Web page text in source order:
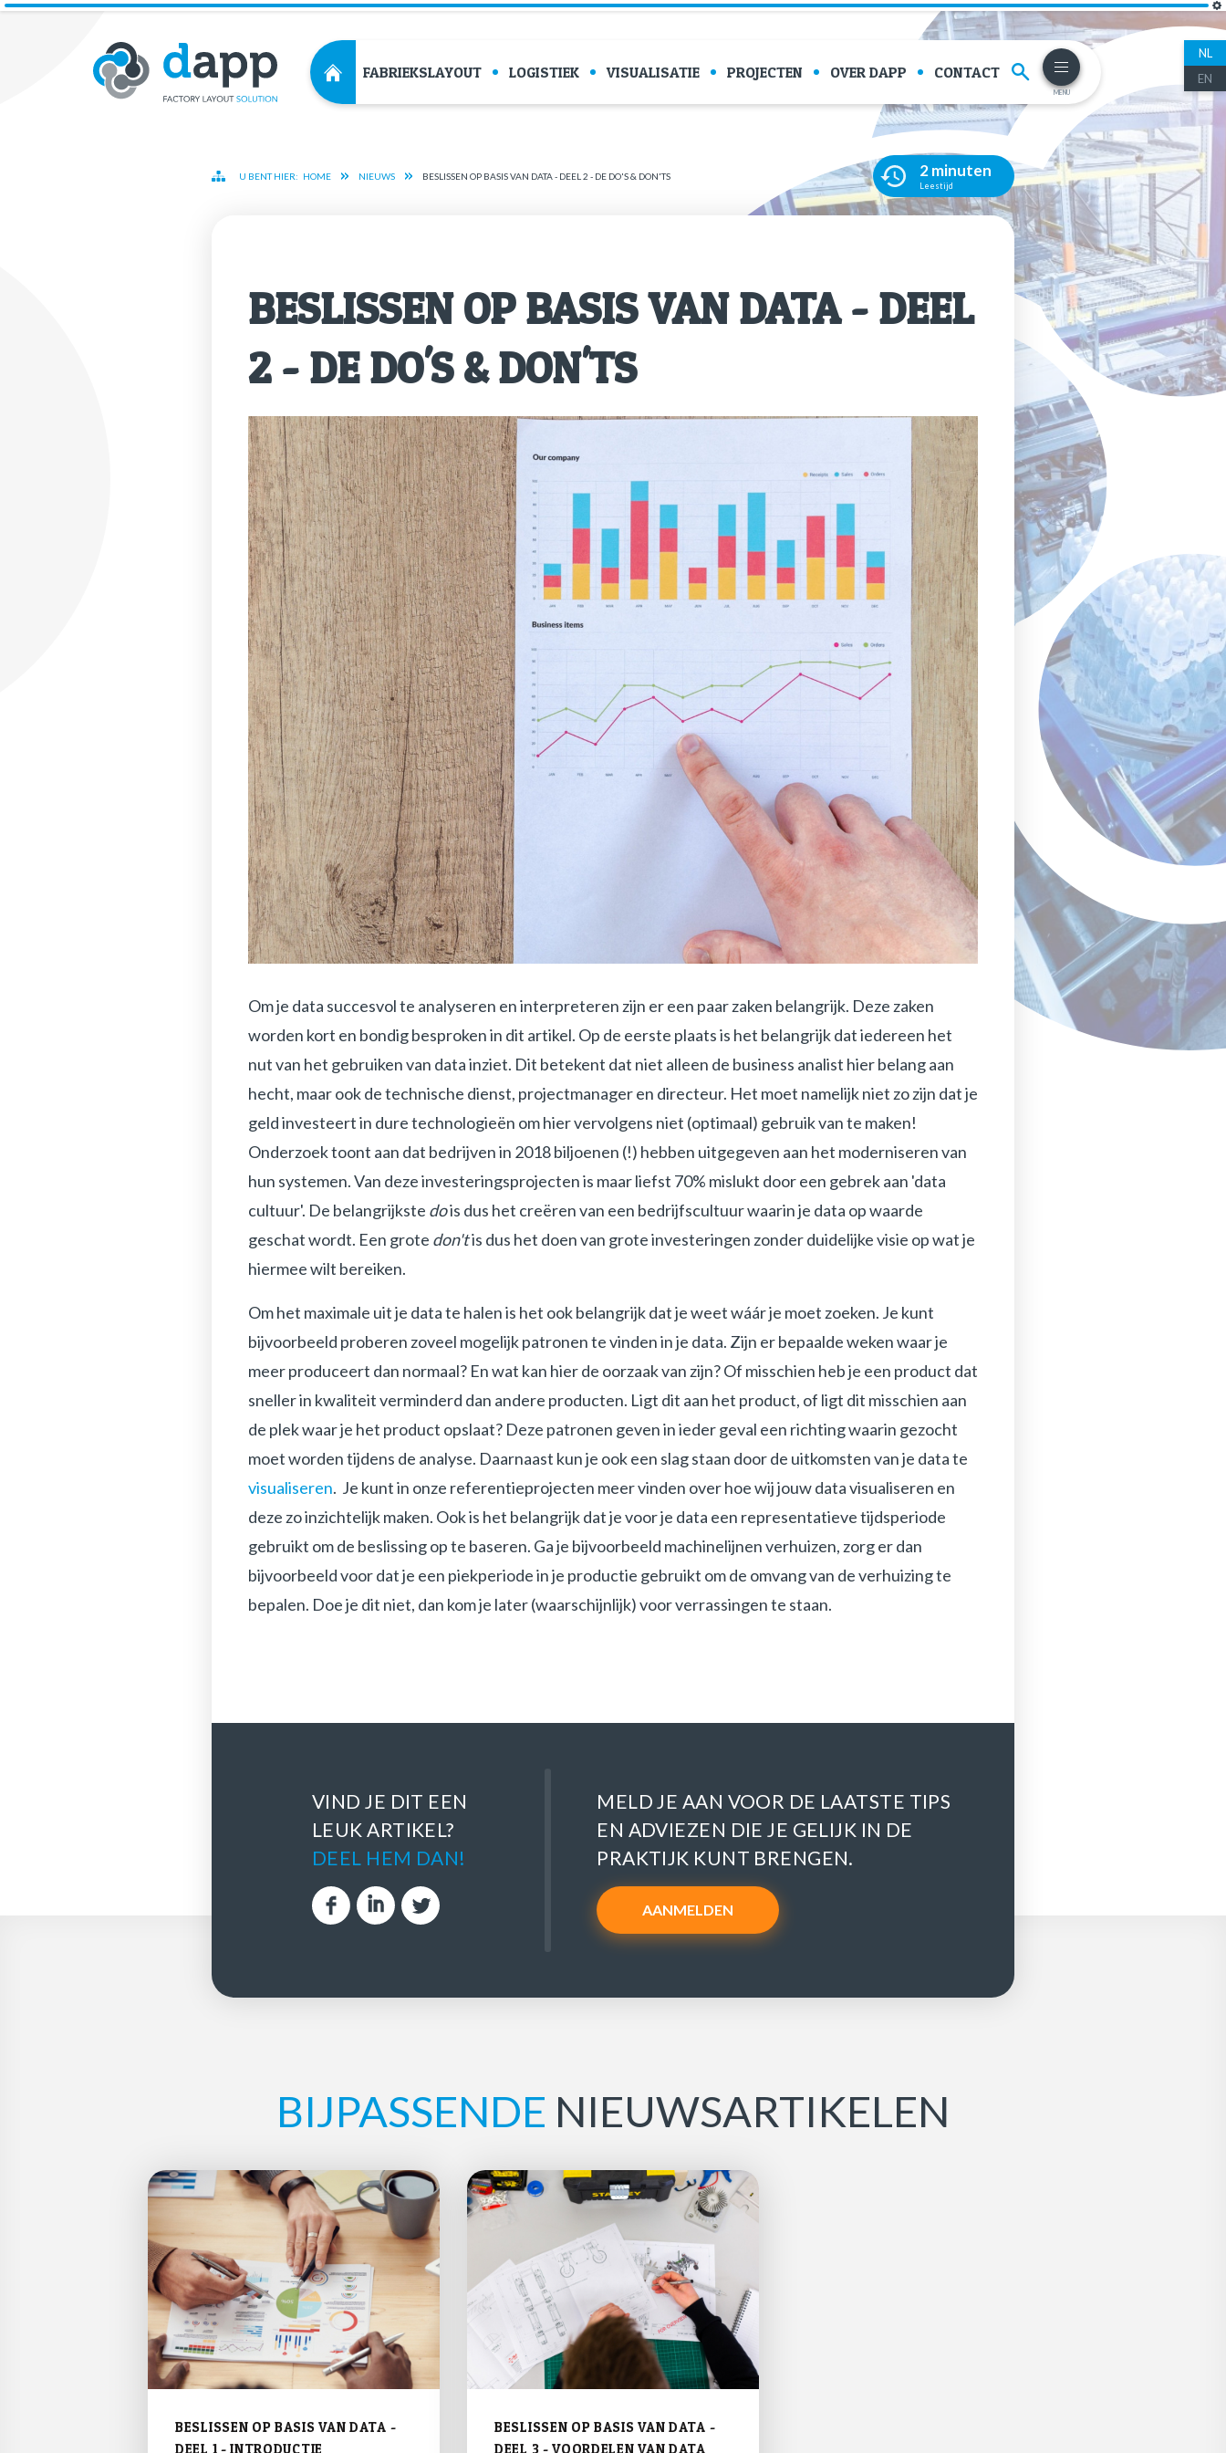
FABRIEKSLAYOUT LOGISTIEK VISUALISATIE PROJECTEN OVER DAPP CONTACT
MENU
NL
EN
U BENT HIER: HOME NIEUWS BESLISSEN OP BASIS VAN DATA - DEEL 2 - DE DO'S & DON'TS 2 minuten
Leestijd
BE­SLIS­SEN OP BASIS VAN DATA - DEEL
2 - DE DO'S & DON'TS
Om je data succesvol te analyseren en interpreteren zijn er een paar zaken belangrijk. Deze zaken
worden kort en bondig besproken in dit artikel. Op de eerste plaats is het belangrijk dat iedereen het
nut van het gebruiken van data inziet. Dit betekent dat niet alleen de business analist hier belang aan
hecht, maar ook de technische dienst, projectmanager en directeur. Het moet namelijk niet zo zijn dat je
geld investeert in dure technologieën om hier vervolgens niet (optimaal) gebruik van te maken!
Onderzoek toont aan dat bedrijven in 2018 biljoenen (!) hebben uitgegeven aan het moderniseren van
hun systemen. Van deze investeringsprojecten is maar liefst 70% mislukt door een gebrek aan 'data
cultuur'. De belangrijkste dois dus het creëren van een bedrijfscultuur waarin je data op waarde
geschat wordt. Een grote don'tis dus het doen van grote investeringen zonder duidelijke visie op wat je
hiermee wilt bereiken.
Om het maximale uit je data te halen is het ook belangrijk dat je weet wáár je moet zoeken. Je kunt
bijvoorbeeld proberen zoveel mogelijk patronen te vinden in je data. Zijn er bepaalde weken waar je
meer produceert dan normaal? En wat kan hier de oorzaak van zijn? Of misschien heb je een product dat
sneller in kwaliteit verminderd dan andere producten. Ligt dit aan het product, of ligt dit misschien aan
de plek waar je het product opslaat? Deze patronen geven in ieder geval een richting waarin gezocht
moet worden tijdens de analyse. Daarnaast kun je ook een slag staan door de uitkomsten van je data te
visualiseren. Je kunt in onze referentieprojecten meer vinden over hoe wij jouw data visualiseren en
deze zo inzichtelijk maken. Ook is het belangrijk dat je voor je data een representatieve tijdsperiode
gebruikt om de beslissing op te baseren. Ga je bijvoorbeeld machinelijnen verhuizen, zorg er dan
bijvoorbeeld voor dat je een piekperiode in je productie gebruikt om de omvang van de verhuizing te
bepalen. Doe je dit niet, dan kom je later (waarschijnlijk) voor verrassingen te staan.
VIND JE DIT EEN
LEUK ARTIKEL?
DEEL HEM DAN!
MELD JE AAN VOOR DE LAATSTE TIPS
EN ADVIEZEN DIE JE GELIJK IN DE
PRAKTIJK KUNT BRENGEN.
AANMELDEN
BIJPASSENDE NIEUWSARTIKELEN
BE­SLIS­SEN OP BASIS VAN DATA -
DEEL 1 - IN­TRO­DUC­TIE
BE­SLIS­SEN OP BASIS VAN DATA -
DEEL 3 - VOOR­DE­LEN VAN DATA